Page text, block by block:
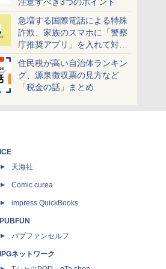
急増する国際電話による特殊
詐欺、家族のスマホに「警察
庁推奨アプリ」を入れて対策
しよう！
住民税が高い自治体ランキン
グ、源泉徴収票の見方など
「税金の話」まとめ
ICE
天海社
Comic curea
impress QuickBooks
PUBFUN
パブファンセルフ
IPGネットワーク